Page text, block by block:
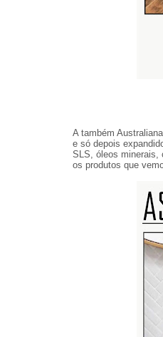
A também Australiana
e só depois
SLS, óleos minerais,
os produtos que